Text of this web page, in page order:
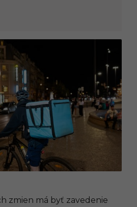
zmien má byť zavedenie